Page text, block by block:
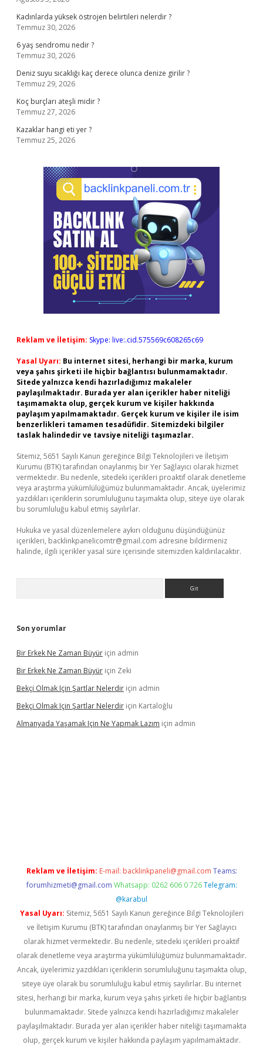
Kadınlarda yüksek östrojen belirtileri nelerdir ?
Temmuz 30, 2026
6 yaş sendromu nedir ?
Temmuz 30, 2026
Deniz suyu sıcaklığı kaç derece olunca denize girilir ?
Temmuz 29, 2026
Koç burçları ateşli midir ?
Temmuz 27, 2026
Kazaklar hangi eti yer ?
Temmuz 25, 2026
Reklam ve İletişim: Skype: live:.cid.575569c608265c69
Yasal Uyarı: Bu internet sitesi, herhangi bir marka, kurum
veya şahıs şirketi ile hiçbir bağlantısı bulunmamaktadır.
Sitede yalnızca kendi hazırladığımız makaleler
paylaşılmaktadır. Burada yer alan içerikler haber niteliği
taşımamakta olup, gerçek kurum ve kişiler hakkında
paylaşım yapılmamaktadır. Gerçek kurum ve kişiler ile isim
benzerlikleri tamamen tesadüfidir. Sitemizdeki bilgiler
taslak halindedir ve tavsiye niteliği taşımazlar.
Sitemiz, 5651 Sayılı Kanun gereğince Bilgi Teknolojileri ve İletişim
Kurumu (BTK) tarafından onaylanmış bir Yer Sağlayıcı olarak hizmet
vermektedir. Bu nedenle, sitedeki içerikleri proaktif olarak denetleme
veya araştırma yükümlülüğümüz bulunmamaktadır. Ancak, üyelerimiz
yazdıkları içeriklerin sorumluluğunu taşımakta olup, siteye üye olarak
bu sorumluluğu kabul etmiş sayılırlar.
Hukuka ve yasal düzenlemelere aykırı olduğunu düşündüğünüz
içerikleri, backlinkpanelicomtr@gmail.com adresine bildirmeniz
halinde, ilgili içerikler yasal süre içerisinde sitemizden kaldırılacaktır.
Son yorumlar
Bir Erkek Ne Zaman Büyür için admin
Bir Erkek Ne Zaman Büyür için Zeki
Bekçi Olmak Için Şartlar Nelerdir için admin
Bekçi Olmak Için Şartlar Nelerdir için Kartaloğlu
Almanyada Yaşamak Için Ne Yapmak Lazım için admin
Reklam ve İletişim: E-mail: backlinkpaneli@gmail.com Teams:
forumhizmeti@gmail.com Whatsapp: 0262 606 0 726 Telegram:
@karabul
Yasal Uyarı: Sitemiz, 5651 Sayılı Kanun gereğince Bilgi Teknolojileri
ve İletişim Kurumu (BTK) tarafından onaylanmış bir Yer Sağlayıcı
olarak hizmet vermektedir. Bu nedenle, sitedeki içerikleri proaktif
olarak denetleme veya araştırma yükümlülüğümüz bulunmamaktadır.
Ancak, üyelerimiz yazdıkları içeriklerin sorumluluğunu taşımakta olup,
siteye üye olarak bu sorumluluğu kabul etmiş sayılırlar. Bu internet
sitesi, herhangi bir marka, kurum veya şahıs şirketi ile hiçbir bağlantısı
bulunmamaktadır. Sitede yalnızca kendi hazırladığımız makaleler
paylaşılmaktadır. Burada yer alan içerikler haber niteliği taşımamakta
olup, gerçek kurum ve kişiler hakkında paylaşım yapılmamaktadır.